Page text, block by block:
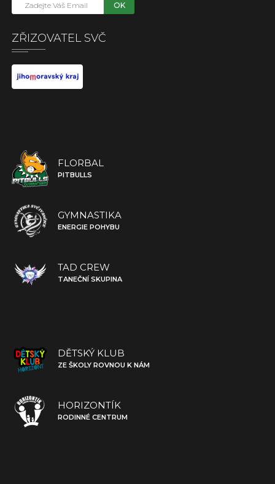
OK
ZŘIZOVATEL SVČ
FLORBAL
PITBULLS
GYMNASTIKA
ENERGIE POHYBU
TAD CREW
TANEČNÍ SKUPINA
DĚTSKÝ KLUB
ZE ŠKOLY ROVNOU K NÁM
HORIZONTÍK
RODINNÉ CENTRUM